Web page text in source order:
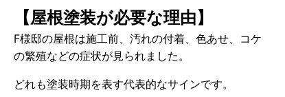
【屋根塗装が必要な理由】
F様邸の屋根は施工前、汚れの付着、色あせ、コケ
の繁殖などの症状が見られました。
どれも塗装時期を表す代表的なサインです。